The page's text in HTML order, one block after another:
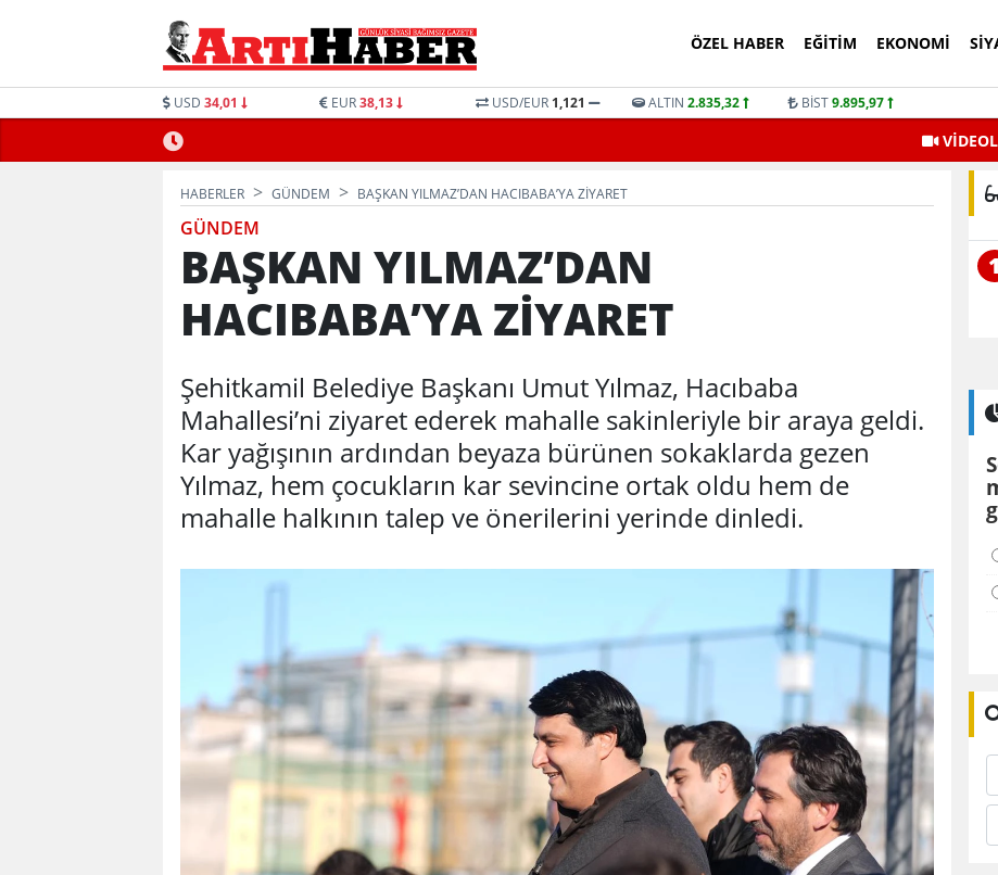
ÖZEL HABER EĞITIM EKONOMI
USD 34,01 EUR38,13 USD/EUR 1,121 ALTIN 2.835,32 BİST9.895,97
HABERLER GÜNDEM BAŞKAN YILMAZ’DAN HACIBABA’YA ZİYARET
GÜNDEM
BAŞKAN YILMAZ’DAN
HACIBABA’YA ZİYARET
Şehitkamil Belediye Başkanı Umut Yılmaz, Hacıbaba
Mahallesi’ni ziyaret ederek mahalle sakinleriyle bir araya geldi.
Kar yağışının ardından beyaza bürünen sokaklarda gezen
Yılmaz, hem çocukların kar sevincine ortak oldu hem de
mahalle halkının talep ve önerilerini yerinde dinledi.
1